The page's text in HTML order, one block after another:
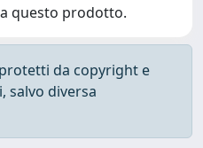
questo prodotto.
da copyright e
salvo diversa